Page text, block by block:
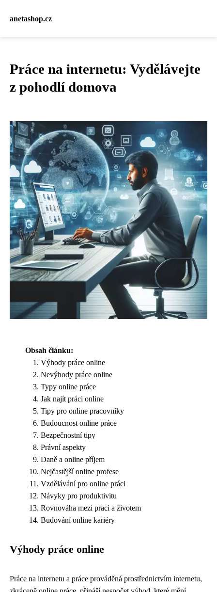
anetashop.cz
Práce na internetu: Vydělávejte
z pohodlí domova
Obsah článku:
Výhody práce online
Nevýhody práce online
Typy online práce
Jak najít práci online
Tipy pro online pracovníky
Budoucnost online práce
Bezpečnostní tipy
Právní aspekty
Daně a online příjem
Nejčastější online profese
Vzdělávání pro online práci
Návyky pro produktivitu
Rovnováha mezi prací a životem
Budování online kariéry
Výhody práce online
Práce na internetu a práce prováděná prostřednictvím internetu,